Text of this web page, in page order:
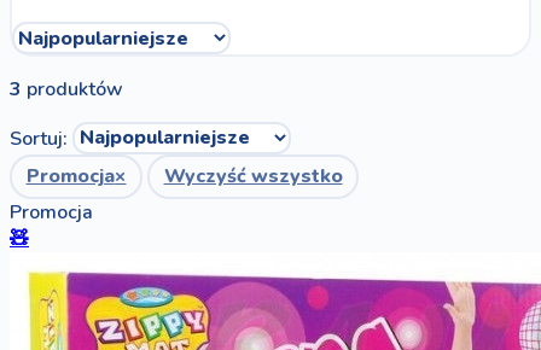
3 produktów
Sortuj:
Promocja×
Wyczyść wszystko
Promocja
🧸